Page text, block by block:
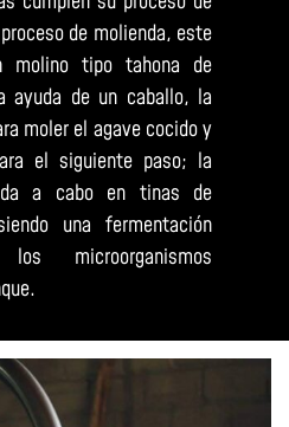
de molienda, este
molino tipo tahona de
ayuda de un caballo, la
moler el agave cocido y
el siguiente paso; la
a cabo en tinas de
una fermentación
microorganismos